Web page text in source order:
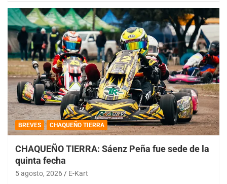
BREVES CHAQUEÑO TIERRA
CHAQUEÑO TIERRA: Sáenz Peña fue sede de la
quinta fecha
5 agosto, 2026 E-Kart